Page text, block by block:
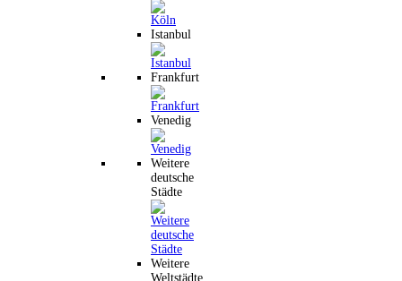
Istanbul
Frankfurt
Venedig
Weitere
deutsche
Städte
Weitere
Weltstädte